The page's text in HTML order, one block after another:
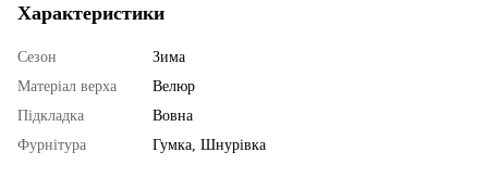
Характеристики
Сезон
Зима
Матеріал верха
Велюр
Підкладка
Вовна
Фурнітура
Гумка, Шнурівка